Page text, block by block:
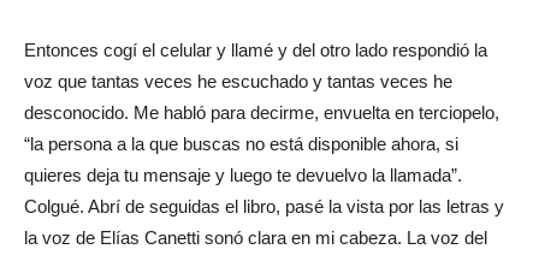
Entonces cogí el celular y llamé y del otro lado respondió la
voz que tantas veces he escuchado y tantas veces he
desconocido. Me habló para decirme, envuelta en terciopelo,
“la persona a la que buscas no está disponible ahora, si
quieres deja tu mensaje y luego te devuelvo la llamada”.
Colgué. Abrí de seguidas el libro, pasé la vista por las letras y
la voz de Elías Canetti sonó clara en mi cabeza. La voz del